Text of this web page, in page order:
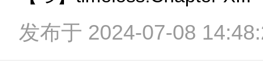
发布于 2024-07-08